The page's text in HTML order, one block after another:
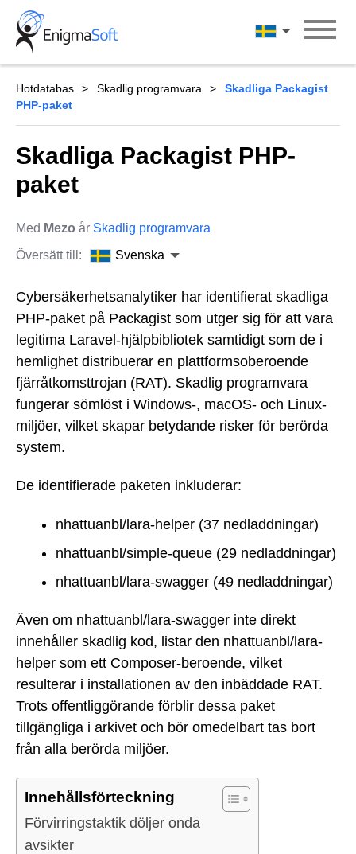
Skip
content
Svenska
Hotdatabas Skadlig programvara
Skadliga Packagist
PHP-paket
Skadliga Packagist PHP-
paket
Med Mezo år Skadlig programvara
Översätt till:
Svenska
Cybersäkerhetsanalytiker har identifierat skadliga
PHP-paket på Packagist som utger sig för att vara
legitima Laravel-hjälpbibliotek samtidigt som de i
hemlighet distribuerar en plattformsoberoende
fjärråtkomsttrojan (RAT). Skadlig programvara
fungerar sömlöst i Windows-, macOS- och Linux-
miljöer, vilket skapar betydande risker för berörda
system.
De identifierade paketen inkluderar:
nhattuanbl/lara-helper (37 nedladdningar)
nhattuanbl/simple-queue (29 nedladdningar)
nhattuanbl/lara-swagger (49 nedladdningar)
Även om nhattuanbl/lara-swagger inte direkt
innehåller skadlig kod, listar den nhattuanbl/lara-
helper som ett Composer-beroende, vilket
resulterar i installationen av den inbäddade RAT.
Trots offentliggörande förblir dessa paket
tillgängliga i arkivet och bör omedelbart tas bort
från alla berörda miljöer.
Innehållsförteckning
Förvirringstaktik döljer onda
avsikter